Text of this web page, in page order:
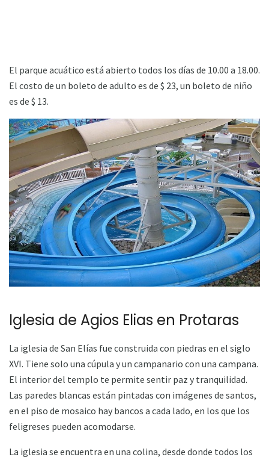
El parque acuático está abierto todos los días de 10.00 a 18.00.
El costo de un boleto de adulto es de $ 23, un boleto de niño
es de $ 13.
Iglesia de Agios Elias en Protaras
La iglesia de San Elías fue construida con piedras en el siglo
XVI. Tiene solo una cúpula y un campanario con una campana.
El interior del templo te permite sentir paz y tranquilidad.
Las paredes blancas están pintadas con imágenes de santos,
en el piso de mosaico hay bancos a cada lado, en los que los
feligreses pueden acomodarse.
La iglesia se encuentra en una colina, desde donde todos los